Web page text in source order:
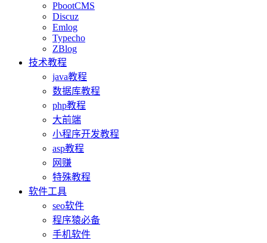
PbootCMS
Discuz
Emlog
Typecho
ZBlog
技术教程
java教程
数据库教程
php教程
大前端
小程序开发教程
asp教程
网赚
特殊教程
软件工具
seo软件
程序猿必备
手机软件